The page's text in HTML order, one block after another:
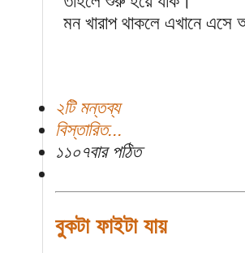
মন খারাপ থাকলে এখানে এসে
২টি মন্তব্য
বিস্তারিত...
১১০৭বার পঠিত
বুকটা ফাইটা যায়